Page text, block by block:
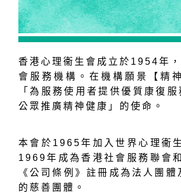
香港心理衞生會成立於1954年
會服務機構。在機構願景【精
「為服務使用者提供優質康復
公眾推廣精神健康」的使命。
本會於1965年加入世界心理衞
1969年成為香港社會服務聯會
《公司條例》註冊成為法人團
的慈善團體。